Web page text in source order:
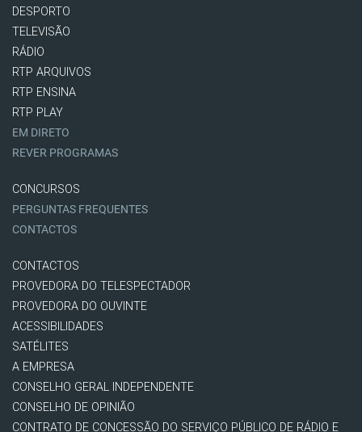
DESPORTO
TELEVISÃO
RÁDIO
RTP ARQUIVOS
RTP ENSINA
RTP PLAY
EM DIRETO
REVER PROGRAMAS
CONCURSOS
PERGUNTAS FREQUENTES
CONTACTOS
CONTACTOS
PROVEDORA DO TELESPECTADOR
PROVEDORA DO OUVINTE
ACESSIBILIDADES
SATÉLITES
A EMPRESA
CONSELHO GERAL INDEPENDENTE
CONSELHO DE OPINIÃO
CONTRATO DE CONCESSÃO DO SERVIÇO PÚBLICO DE RÁDIO E